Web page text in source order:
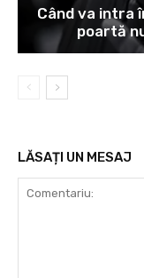
Când va intra
poartă
LĂSAȚI UN MESAJ